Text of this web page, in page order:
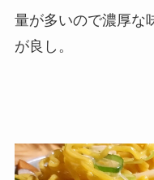
量が多いので濃厚な
が良し。